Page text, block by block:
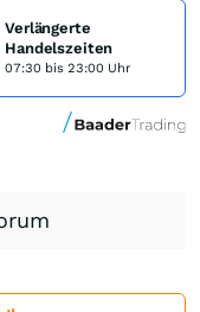
Verlängerte
Handelszeiten
07:30 bis 23:00 Uhr